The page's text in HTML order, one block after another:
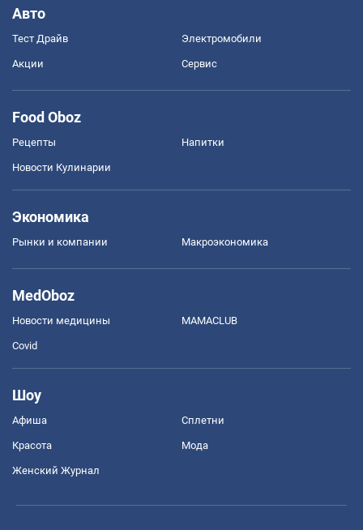
Авто
Тест Драйв Электромобили
Акции Сервис
Food Oboz
Рецепты Напитки
Новости Кулинарии
Экономика
Рынки и компании Mакроэкономика
MedOboz
Новости медицины MAMACLUB
Covid
Шоу
Афиша Сплетни
Красота Мода
Женский Журнал